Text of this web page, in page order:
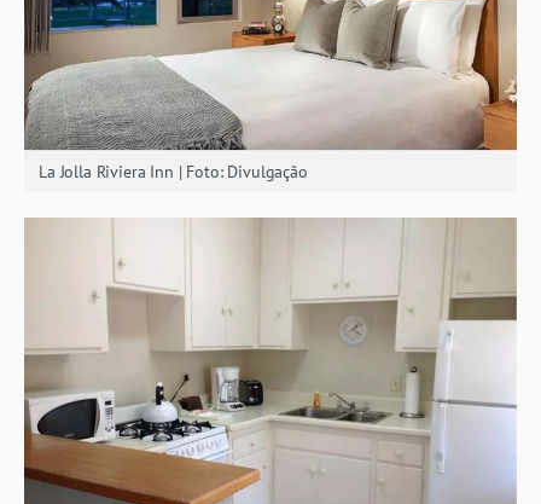
La Jolla Riviera Inn | Foto: Divulgação